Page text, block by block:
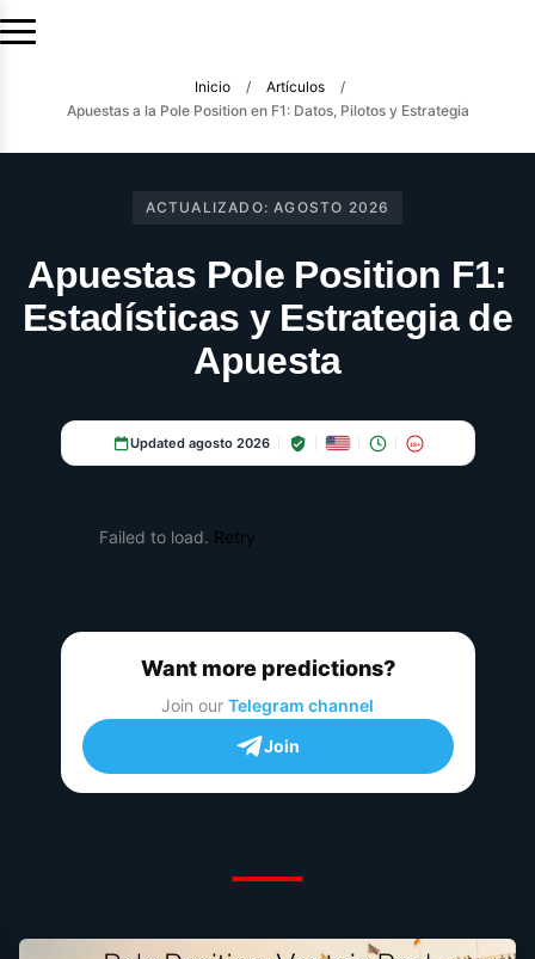
Inicio / Artículos
/
Apuestas a la Pole Position en F1: Datos, Pilotos y Estrategia
ACTUALIZADO:AGOSTO 2026
Apuestas Pole Position F1:
Estadísticas y Estrategia de
Apuesta
Updated agosto 2026 18+
Failed to load. Retry
Want more predictions?
Join our Telegram channel
Join